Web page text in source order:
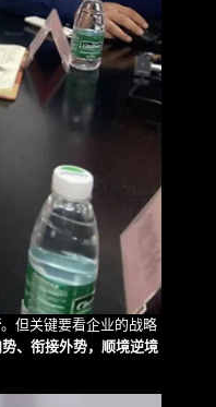
。但关键要看企业的战略
、衔接外势，顺境逆境